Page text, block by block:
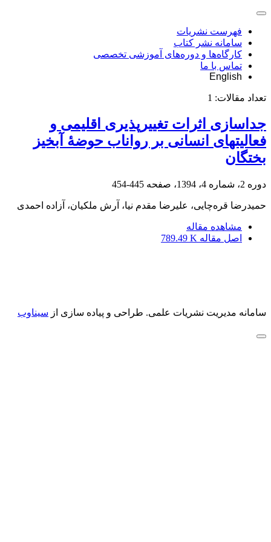
فهرست نشریات
سامانه نشر کتاب
کارگاه‌ها و دوره‌های آموزشی تخصصی
تماس با ما
English
تعداد مقالات: 1
جدا‏سازی اثرات تغییر‌پذیری اقلیمی و
فعالیت‏‏های انسانی بر رواناب حوضۀ آبخیز
بختگان
دوره 2، شماره 4، 1394، صفحه 445-454
حمیدرضا قره‌چایی، علیرضا مقدم نیا، آرش ملکیان، آزاده احمدی
مشاهده مقاله
اصل مقاله 789.49 K
سامانه مدیریت نشریات علمی. طراحی و پیاده سازی از سیناوب